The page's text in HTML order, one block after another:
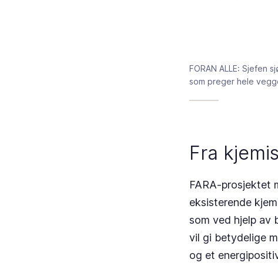
FORAN ALLE: Sjefen
som preger hele
Fra
FARA-prosjektet
eksisterende
som ved hjelp av
vil gi betydelige
og et